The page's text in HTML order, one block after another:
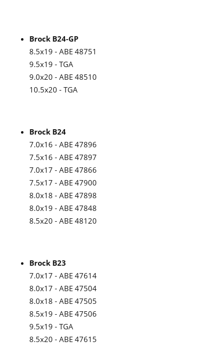
Brock B24-GP
8.5x19 - ABE 48751
9.5x19 - TGA
9.0x20 - ABE 48510
10.5x20 - TGA
Brock B24
7.0x16 - ABE 47896
7.5x16 - ABE 47897
7.0x17 - ABE 47866
7.5x17 - ABE 47900
8.0x18 - ABE 47898
8.0x19 - ABE 47848
8.5x20 - ABE 48120
Brock B23
7.0x17 - ABE 47614
8.0x17 - ABE 47504
8.0x18 - ABE 47505
8.5x19 - ABE 47506
9.5x19 - TGA
8.5x20 - ABE 47615